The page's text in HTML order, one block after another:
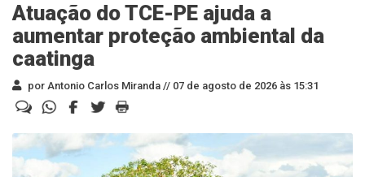
Atuação do TCE-PE ajuda a
aumentar proteção ambiental da
caatinga
por Antonio Carlos Miranda // 07 de agosto de 2026 às 15:31